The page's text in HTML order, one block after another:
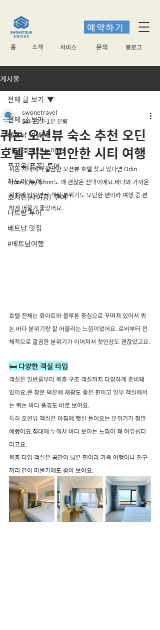
홈 소개 서비스 ​문의 블로그
예약하기
게시물
전체 글 보기
베트남 여행지
다낭 호이안 투어
푸꾸옥(푸꼭) 투어
하노이 투어
호치민(사이공) 투어
나트랑 투어
베트남 맛집
#베트남여행
전체 글 보기
퀴논 오션뷰 숙소 추천 오딘
호텔 퀴논 편안한 시티 여행
swonetravel
5월 25일 1분 분량
퀴논 시내에서 깔끔한 오션뷰 호텔 찾고 있다면 Odin
Hotel Quy Nhon도 꽤 괜찮은 선택이에요.바다와 가까운
위치에 있으면서 객실 분위기도 모던한 편이라 여행 중 편
하게 머물기 좋았어요.
호텔 전체는 화이트와 블루톤 중심으로 꾸며져 있어서 퀴
논 바다 분위기랑 잘 어울리는 느낌이었어요. 로비부터 전
체적으로 깔끔한 분위기가 이어져서 첫인상도 괜찮았고요.
🛏️ 다양한 객실 타입
객실은 일반룸부터 복층 구조 객실까지 다양하게 준비돼
있어요.큰 창문 덕분에 채광도 좋은 편이고 일부 객실에서
는 퀴논 바다 풍경도 바로 보여요.
특히 오션뷰 객실은 아침에 햇살 들어오는 분위기가 정말
예뻤어요.침대에 누워서 바다 보이는 느낌이 꽤 여유롭더
라고요.
복층 타입 객실은 공간이 넓은 편이라 가족 여행이나 친구
끼리 같이 머물기에도 좋아 보여요.